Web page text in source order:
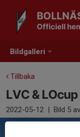
Bildgalleri
Officiell
Tillbaka
LVC &
2022-05-12 | Bild 5